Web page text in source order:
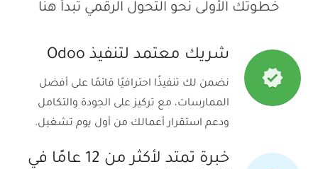
خطوتك الأولى نحو التحول الرقمي تبدأ هنا
verified
شريك معتمد لتنفيذ Odoo
نضمن لك تنفيذًا احترافيًا قائمًا على أفضل
الممارسات، مع تركيز على الجودة والتكامل
ودعم استقرار أعمالك من أول يوم تشغيل.
خبرة تمتد لأكثر من 12 عامًا في